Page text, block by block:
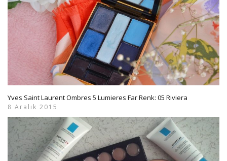
Yves Saint Laurent Ombres 5 Lumieres Far Renk: 05 Riviera
8 Aralık 2015